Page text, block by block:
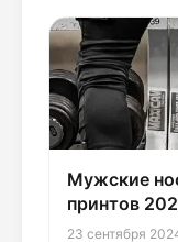
Мужские
принтов
23 сентября